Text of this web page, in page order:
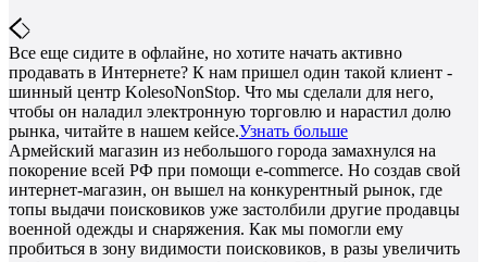
Все еще сидите в офлайне, но хотите начать активно
продавать в Интернете? К нам пришел один такой клиент -
шинный центр KolesoNonStop. Что мы сделали для него,
чтобы он наладил электронную торговлю и нарастил долю
рынка, читайте в нашем кейсе.Узнать больше
Армейский магазин из небольшого города замахнулся на
покорение всей РФ при помощи e-commerce. Но создав свой
интернет-магазин, он вышел на конкурентный рынок, где
топы выдачи поисковиков уже застолбили другие продавцы
военной одежды и снаряжения. Как мы помогли ему
пробиться в зону видимости поисковиков, в разы увеличить